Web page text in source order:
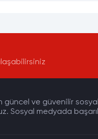
güncel ve güvenilir
Sosyal medyada